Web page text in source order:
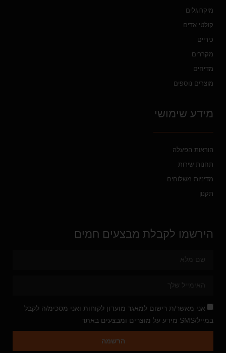
מיקרוגלים
קולטי אדים
כיריים
מקררים
מדיחים
מוצרים נוספים
מידע שימושי
הוראות הפעלה
תחנות שירות
מדיניות משלוחים
תקנון
הירשמו לקבלת מבצעים חמים
אני מאשר/ת רישום למאגר מועדון לקוחות ואני מסכימ/ה לקבל
במייל/SMS מידע על מוצרים ומבצעים באתר
הרשמה